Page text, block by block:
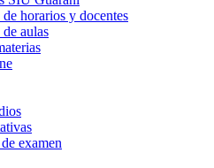
horarios y docentes
aulas
examen